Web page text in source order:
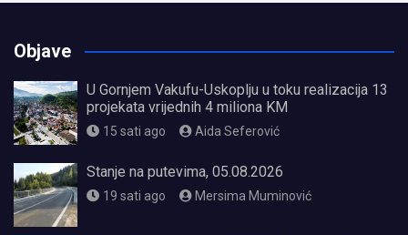
Objave
U Gornjem Vakufu-Uskoplju u toku realizacija 13
projekata vrijednih 4 miliona KM
15 sati ago Aida Seferović
Stanje na putevima, 05.08.2026
19 sati ago Mersima Muminović